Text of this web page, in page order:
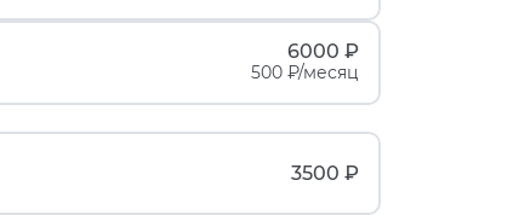
6000 ₽
500 ₽/месяц
3500 ₽